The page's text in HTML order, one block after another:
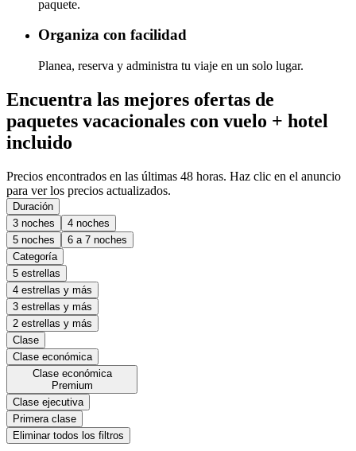
paquete.
Organiza con facilidad
Planea, reserva y administra tu viaje en un solo lugar.
Encuentra las mejores ofertas de
paquetes vacacionales con vuelo + hotel
incluido
Precios encontrados en las últimas 48 horas. Haz clic en el anuncio
para ver los precios actualizados.
Duración
3 noches
4 noches
5 noches
6 a 7 noches
Categoría
5 estrellas
4 estrellas y más
3 estrellas y más
2 estrellas y más
Clase
Clase económica
Clase económica
Premium
Clase ejecutiva
Primera clase
Eliminar todos los filtros